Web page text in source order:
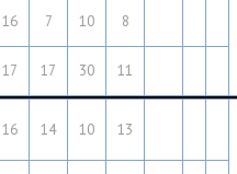
16 7 10 8
17 17 30 11
16 14 10 13